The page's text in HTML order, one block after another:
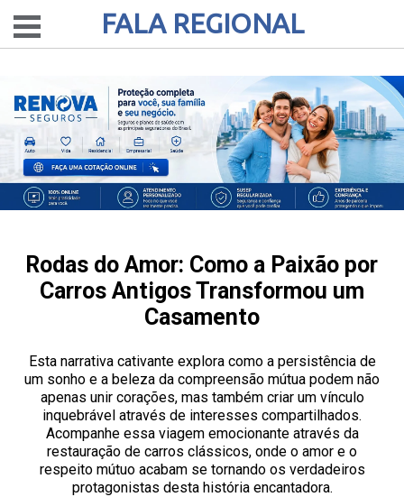
FALA REGIONAL
Rodas do Amor: Como a Paixão por
Carros Antigos Transformou um
Casamento
Esta narrativa cativante explora como a persistência de
um sonho e a beleza da compreensão mútua podem não
apenas unir corações, mas também criar um vínculo
inquebrável através de interesses compartilhados.
Acompanhe essa viagem emocionante através da
restauração de carros clássicos, onde o amor e o
respeito mútuo acabam se tornando os verdadeiros
protagonistas desta história encantadora.